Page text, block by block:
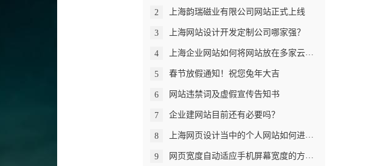
2 上海韵瑞磁业有限公司网站正式上线
3 上海网站设计开发定制公司哪家强？
4 上海企业网站如何将网站放在多家云主机
5 春节放假通知！祝您兔年大吉
6 网站违禁词及虚假宣传告知书
7 企业建网站目前还有必要吗？
8 上海网页设计当中的个人网站如何进行网站备案
9 网页宽度自动适应手机屏幕宽度的方法 .